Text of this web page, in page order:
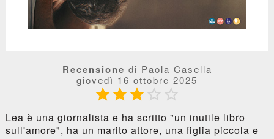
Recensione di Paola Casella
giovedì 16 ottobre 2025
  
Lea è una giornalista e ha scritto "un inutile libro
sull'amore", ha un marito attore, una figlia piccola e